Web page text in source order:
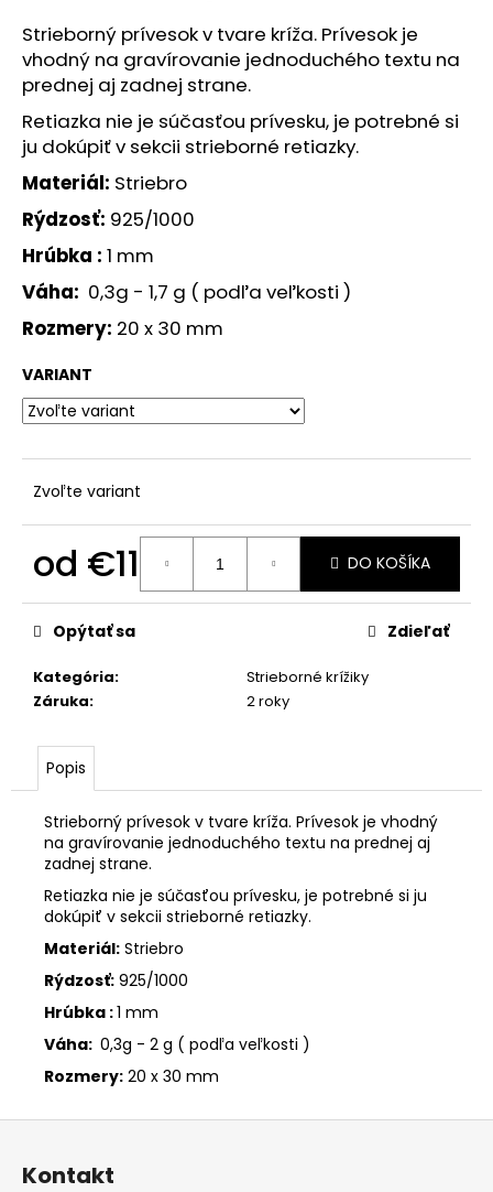
Strieborný prívesok v tvare kríža. Prívesok je
vhodný na gravírovanie jednoduchého textu na
prednej aj zadnej strane.
Retiazka nie je súčasťou prívesku, je potrebné si
ju dokúpiť v sekcii strieborné retiazky.
Materiál: Striebro
Rýdzosť: 925/1000
Hrúbka : 1 mm
Váha: 0,3g - 1,7 g ( podľa veľkosti )
Rozmery: 20 x 30 mm
VARIANT
Zvoľte variant
od €11
cena:
DO KOŠÍKA
Kategória:
Strieborné krížiky
Záruka: 2 roky
Opýtať sa Zdieľať
Popis
Strieborný prívesok v tvare kríža. Prívesok je vhodný
na gravírovanie jednoduchého textu na prednej aj
zadnej strane.
Retiazka nie je súčasťou prívesku, je potrebné si ju
dokúpiť v sekcii strieborné retiazky.
Materiál: Striebro
Rýdzosť: 925/1000
Hrúbka :1 mm
Váha: 0,3g - 2 g ( podľa veľkosti )
Rozmery: 20 x 30 mm
á
j
s
ť
?
d
p
o
č
a
e
ZLATÝ
MEDAILÓN
SV.
ARCHANJELA
€301
Z
Kontakt